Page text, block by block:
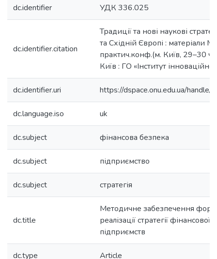
dc.identifier УДК 336.025
dc.identifier.citation
Традиції та нові наукові
та Східній Європі : матеріали
практич.конф.(м. Київ, 29–30
Київ : ГО «Інститут
dc.identifier.uri https://dspace.onu.edu.ua/
dc.language.iso uk
dc.subject фінансова безпека
dc.subject підприємство
dc.subject стратегія
dc.title
Методичне забезпечення
реалізації стратегії фінансової
підприємств
dc.type Article